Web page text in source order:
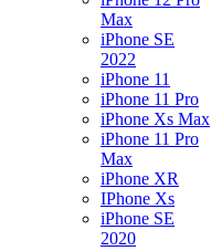
Max
iPhone SE
2022
iPhone 11
iPhone 11 Pro
iPhone Xs Max
iPhone 11 Pro
Max
iPhone XR
IPhone Xs
iPhone SE
2020